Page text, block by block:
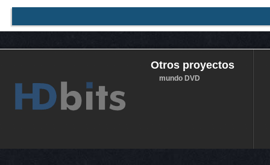
Otros proyectos
mundo DVD